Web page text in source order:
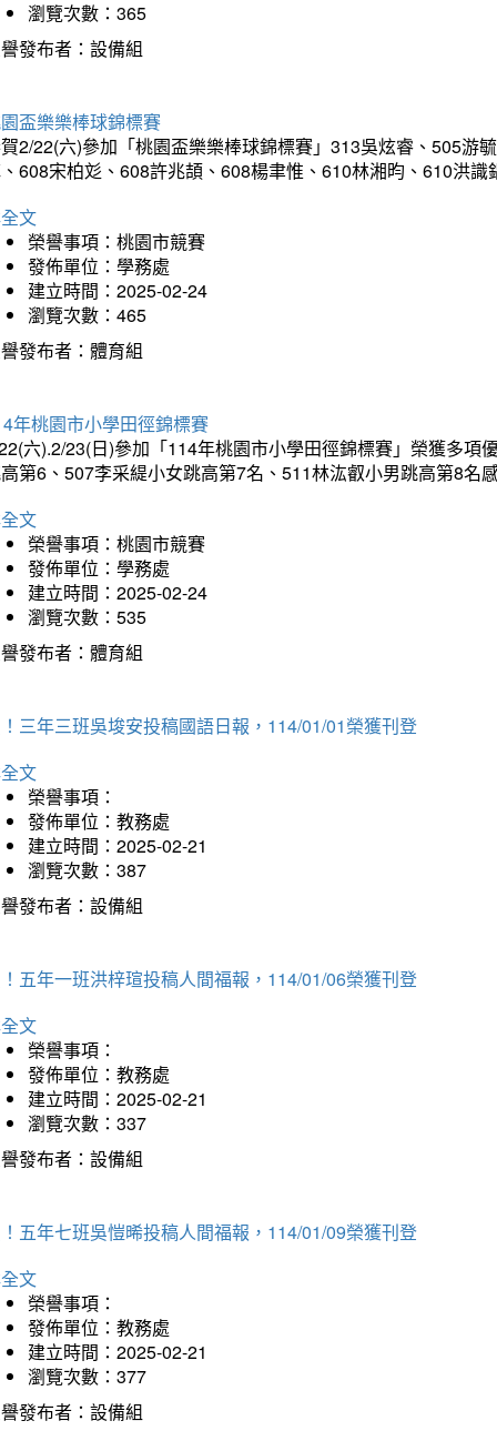
瀏覽次數：365
發布者：設備組
盃樂樂棒球錦標賽
2/22(六)參加「桃園盃樂樂棒球錦標賽」313吳炫睿、505游
608宋柏彣、608許兆頡、608楊聿惟、610林湘昀、610洪
文
榮譽事項：桃園市競賽
發佈單位：學務處
建立時間：2025-02-24
瀏覽次數：465
發布者：體育組
年桃園市小學田徑錦標賽
六).2/23(日)參加「114年桃園市小學田徑錦標賽」榮獲多
第6、507李采緹小女跳高第7名、511林汯叡小男跳高第8名
文
榮譽事項：桃園市競賽
發佈單位：學務處
建立時間：2025-02-24
瀏覽次數：535
發布者：體育組
三年三班吳埈安投稿國語日報，114/01/01榮獲刊登
文
榮譽事項：
發佈單位：教務處
建立時間：2025-02-21
瀏覽次數：387
發布者：設備組
五年一班洪梓瑄投稿人間福報，114/01/06榮獲刊登
文
榮譽事項：
發佈單位：教務處
建立時間：2025-02-21
瀏覽次數：337
發布者：設備組
五年七班吳愷晞投稿人間福報，114/01/09榮獲刊登
文
榮譽事項：
發佈單位：教務處
建立時間：2025-02-21
瀏覽次數：377
發布者：設備組